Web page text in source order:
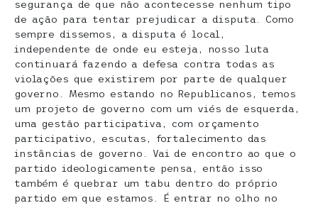
segurança de que não acontecesse nenhum tipo
de ação para tentar prejudicar a disputa. Como
sempre dissemos, a disputa é local,
independente de onde eu esteja, nosso luta
continuará fazendo a defesa contra todas as
violações que existirem por parte de qualquer
governo. Mesmo estando no Republicanos, temos
um projeto de governo com um viés de esquerda,
uma gestão participativa, com orçamento
participativo, escutas, fortalecimento das
instâncias de governo. Vai de encontro ao que o
partido ideologicamente pensa, então isso
também é quebrar um tabu dentro do próprio
partido em que estamos. É entrar no olho no